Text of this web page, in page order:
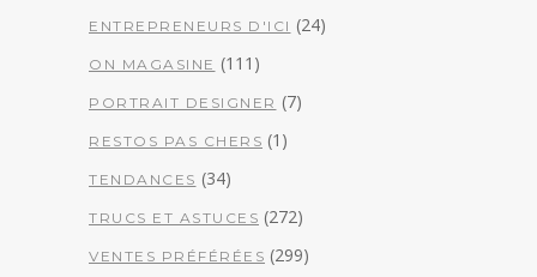
ENTREPRENEURS D'ICI (24)
ON MAGASINE (111)
PORTRAIT DESIGNER (7)
RESTOS PAS CHERS (1)
TENDANCES (34)
TRUCS ET ASTUCES (272)
VENTES PRÉFÉRÉES (299)